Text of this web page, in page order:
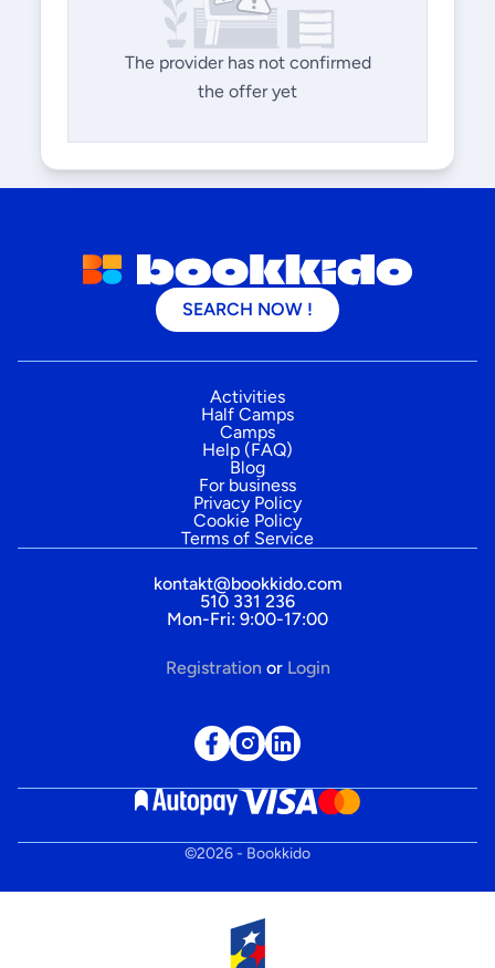
The provider has not confirmed
the offer yet
SEARCH NOW !
Activities
Half Camps
Camps
Help (FAQ)
Blog
For business
Privacy Policy
Cookie Policy
Terms of Service
kontakt@bookkido.com
510 331 236
Mon-Fri: 9:00-17:00
Registration or Login
©2026- Bookkido